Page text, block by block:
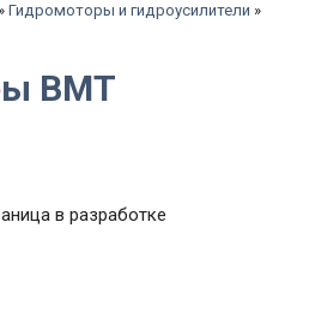
» Гидромоторы и гидроусилители »
ВМТ
в разработке